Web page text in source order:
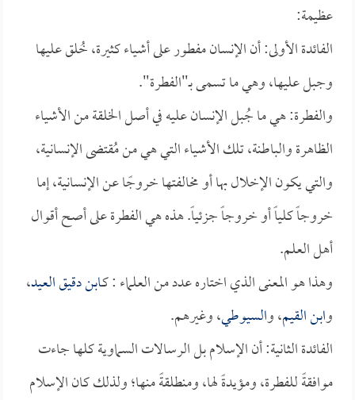
عظيمة:
الفائدة الأولى: أن الإنسان مفطور على أشياء كثيرة، خُلق عليها
وجبل عليها، وهي ما تسمى بـ"الفطرة".
والفطرة: هي ما جُبل الإنسان عليه في أصل الخلقة من الأشياء
الظاهرة والباطنة، تلك الأشياء التي هي من مُقتضى الإنسانية،
والتي يكون الإخلال بها أو مخالفتها خروجًا عن الإنسانية، إما
خروجاً كلياً أو خروجاً جزئياً. هذه هي الفطرة على أصح أقوال
أهل العلم.
وهذا هو المعنى الذي اختاره عدد من العلماء : كـابن دقيق العيد،
وابن القيم، والسيوطي، وغيرهم.
الفائدة الثانية: أن الإسلام بل الرسالات السماوية كلها جاءت
موافقةً للفطرة، ومؤيدةً لها، ومنطلقةً منها؛ ولذلك كان الإسلام